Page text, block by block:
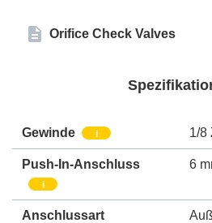
Orifice Check Valves
Gewinde i 1/8
Push-In-Anschluss
i
6
Anschlussart